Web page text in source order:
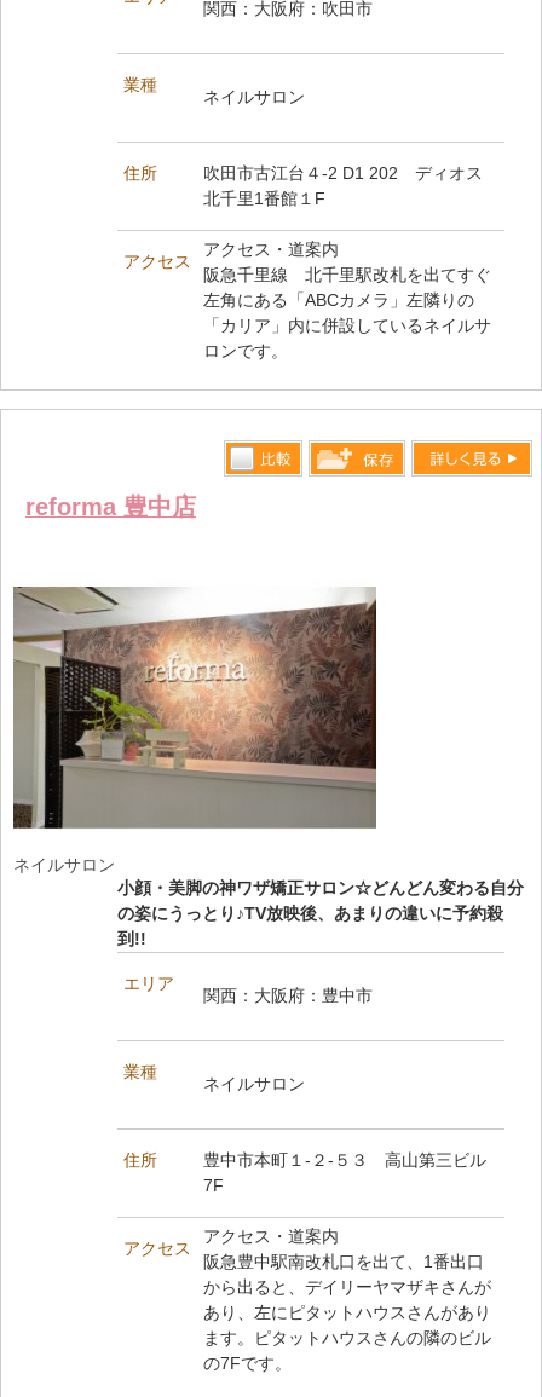
関西：大阪府：吹田市
業種
ネイルサロン
住所
吹田市古江台４-2 D1 202 ディオス
北千里1番館１F
アクセス
アクセス・道案内
阪急千里線 北千里駅改札を出てすぐ
左角にある「ABCカメラ」左隣りの
「カリア」内に併設しているネイルサ
ロンです。
reforma 豊中店
ネイルサロン
小顔・美脚の神ワザ矯正サロン☆どんどん変わる自分
の姿にうっとり♪TV放映後、あまりの違いに予約殺
到!!
エリア
関西：大阪府：豊中市
業種
ネイルサロン
住所
豊中市本町１-２-５３ 高山第三ビル
7F
アクセス
アクセス・道案内
阪急豊中駅南改札口を出て、1番出口
から出ると、デイリーヤマザキさんが
あり、左にピタットハウスさんがあり
ます。ピタットハウスさんの隣のビル
の7Fです。